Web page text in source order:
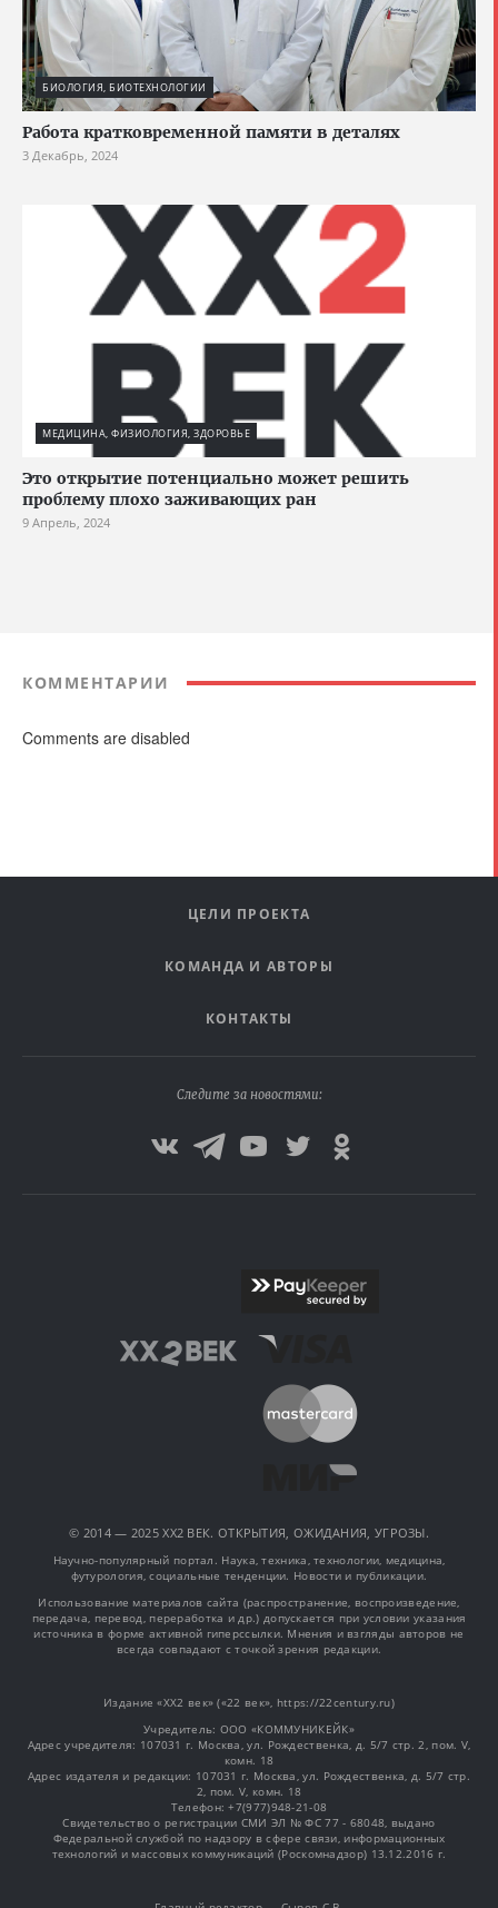
БИОЛОГИЯ, БИОТЕХНОЛОГИИ
Работа кратковременной памяти в деталях
3 Декабрь, 2024
МЕДИЦИНА, ФИЗИОЛОГИЯ, ЗДОРОВЬЕ
Это открытие потенциально может решить
проблему плохо заживающих ран
9 Апрель, 2024
КОММЕНТАРИИ
Comments are disabled
ЦЕЛИ ПРОЕКТА
КОМАНДА И АВТОРЫ
КОНТАКТЫ
Следите за новостями:
© 2014 — 2025 XX2 ВЕК. ОТКРЫТИЯ, ОЖИДАНИЯ, УГРОЗЫ.
Научно-популярный портал. Наука, техника, технологии, медицина,
футурология, социальные тенденции. Новости и публикации.
Использование материалов сайта (распространение, воспроизведение,
передача, перевод, переработка и др.) допускается при условии указания
источника в форме активной гиперссылки. Мнения и взгляды авторов не
всегда совпадают с точкой зрения редакции.
Издание «XX2 век» («22 век», https://22century.ru)
Учредитель: OOO «КОММУНИКЕЙК»
Адрес учредителя: 107031 г. Москва, ул. Рождественка, д. 5/7 стр. 2, пом. V,
комн. 18
Адрес издателя и редакции: 107031 г. Москва, ул. Рождественка, д. 5/7 стр.
2, пом. V, комн. 18
Телефон: +7(977)948-21-08
Свидетельство о регистрации СМИ ЭЛ № ФС 77 - 68048, выдано
Федеральной службой по надзору в сфере связи, информационных
технологий и массовых коммуникаций (Роскомнадзор) 13.12.2016 г.